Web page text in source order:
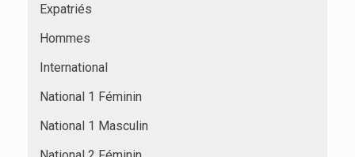
Expatriés
Hommes
International
National 1 Féminin
National 1 Masculin